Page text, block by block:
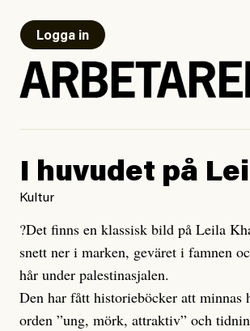
Logga in
I huvudet på
Kultur
?Det finns en klassisk bild på Leila
snett ner i marken, geväret i famnen
hår under palestinasjalen.
Den har fått historieböcker att minnas
orden ”ung, mörk, attraktiv” och